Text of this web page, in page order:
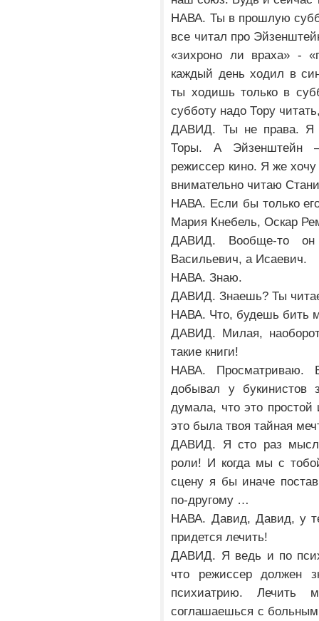
НАВА. Ты в прошлую
все читал про
«зихроно ли враха» -
каждый день ходил в
ты ходишь только в
субботу надо Тору
ДАВИД. Ты не права. Я
Торы. А Эйзенштейн
режиссер кино. Я же
внимательно читаю
НАВА. Если бы только
Мария Кнебель, Оскар
ДАВИД. Вообще-то
Васильевич, а Исаевич.
НАВА. Знаю.
ДАВИД. Знаешь? Ты
НАВА. Что, будешь бить
ДАВИД. Милая,
такие книги!
НАВА. Просматриваю.
добывал у букинистов
думала, что это
это была твоя тайная
ДАВИД. Я сто раз
роли! И когда мы с
сцену я бы иначе
по-другому …
НАВА. Давид, Давид, у
придется лечить!
ДАВИД. Я ведь и по
что режиссер должен
психиатрию. Лечить
соглашаешься с